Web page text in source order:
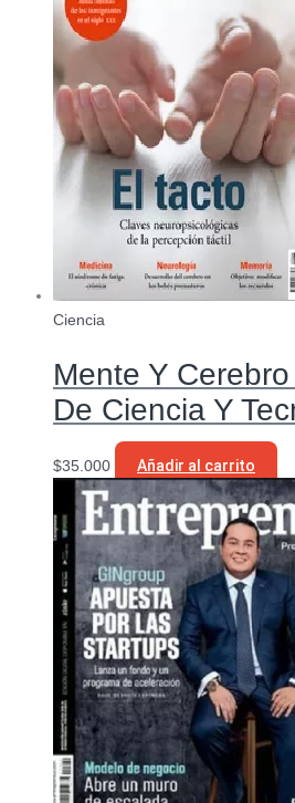
Ciencia
Mente Y
De Ciencia Y
$35.000 Añadir al carrito